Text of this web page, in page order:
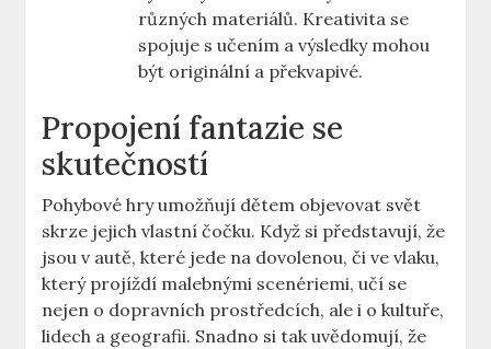
různých materiálů. Kreativita se
spojuje s učením a výsledky mohou
být originální a překvapivé.
Propojení fantazie se
skutečností
Pohybové hry umožňují dětem objevovat svět
skrze jejich vlastní čočku. Když si představují, že
jsou v autě, které jede na dovolenou, či ve vlaku,
který projíždí malebnými scenériemi, učí se
nejen o dopravních prostředcích, ale i o kultuře,
lidech a geografii. Snadno si tak uvědomují, že